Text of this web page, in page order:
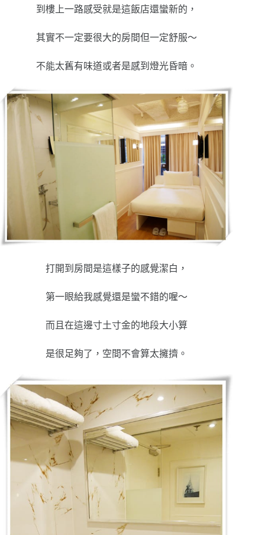
到樓上一路感受就是這飯店還蠻新的，
其實不一定要很大的房間但一定舒服～
不能太舊有味道或者是感到燈光昏暗。
打開到房間是這樣子的感覺潔白，
第一眼給我感覺還是蠻不錯的喔～
而且在這邊寸土寸金的地段大小算
是很足夠了，空間不會算太擁擠。